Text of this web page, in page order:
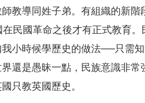
教導同姓子弟。有組織的新階
民國革命之後才有正式教育。
小時候學歷史的做法──只需知
還是愚昧一點，民族意識非常
只教英國歷史。